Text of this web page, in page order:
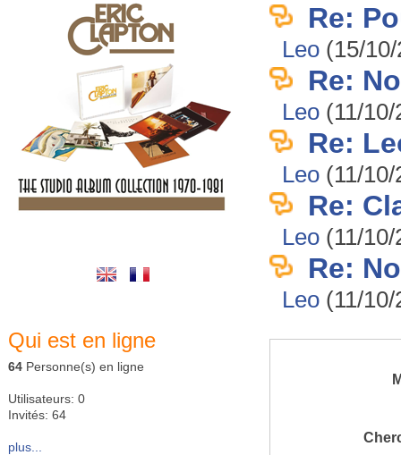
Qui est en ligne
64 Personne(s) en ligne
Utilisateurs: 0
Invités: 64
plus...
Re:
Leo (15/
Re:
Leo (11/
Re:
Leo (11/
Re:
Leo (11/
Re:
Leo (11/